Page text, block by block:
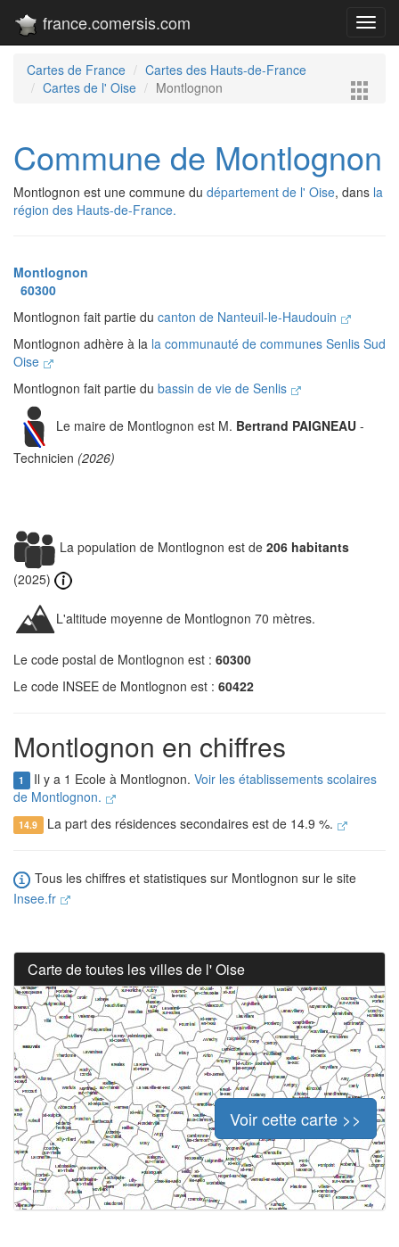
france.comersis.com
Cartes de France
Cartes des Hauts-de-France
Cartes de l' Oise
Montlognon
Commune de Montlognon
Montlognon est une commune du département de l' Oise, dans la
région des Hauts-de-France.
Montlognon
60300
Montlognon fait partie du canton de Nanteuil-le-Haudouin
Montlognon adhère à la la communauté de communes Senlis Sud
Oise
Montlognon fait partie du bassin de vie de Senlis
Le maire de Montlognon est M. Bertrand PAIGNEAU -
Technicien (2026)
La population de Montlognon est de 206 habitants
(2025)
L'altitude moyenne de Montlognon 70 mètres.
Le code postal de Montlognon est : 60300
Le code INSEE de Montlognon est : 60422
Montlognon en chiffres
1 Il y a 1 Ecole à Montlognon. Voir les établissements scolaires
de Montlognon.
14.9 La part des résidences secondaires est de 14.9 %.
Tous les chiffres et statistiques sur Montlognon sur le site
Insee.fr
Carte de toutes les villes de l' Oise
Voir cette carte >>